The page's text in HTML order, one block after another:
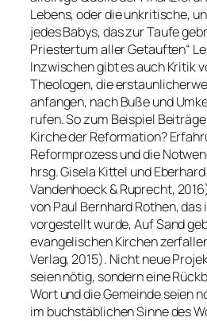
Lebens, oder die unkritische,
jedes Babys, das zur Taufe
Priestertum aller Getauften“
Inzwischen gibt es auch Kritik
Theologen, die
anfangen, nach Buße und
rufen. So zum Beispiel
Kirche der Reformation?
Reformprozess und die
hrsg. Gisela Kittel und
Vandenhoeck & Ruprecht,
von Paul Bernhard Rothen, das
vorgestellt wurde,Auf Sand
evangelischen Kirchen
Verlag, 2015). Nicht neue
seien nötig, sondern eine
Wort und die Gemeinde seien
im buchstäblichen Sinne des